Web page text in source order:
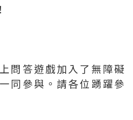
問答遊戲加入了無障礙
同參與。請各位踴躍參